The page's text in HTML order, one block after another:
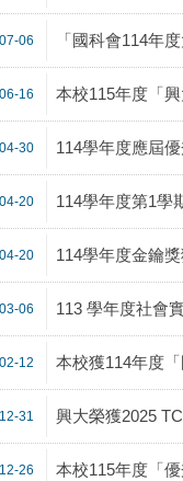
06 「國科會114年
16 本校115年度「
30 114學年度應屆
20 114學年度第1學
20 114學年度金鑰
06 113 學年度社會
12 本校獲114年度
31 興大榮獲2025
26 本校115年度「